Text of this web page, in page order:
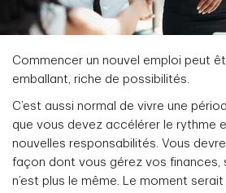
Commencer un nouvel emploi peut
emballant, riche de possibilités.
C’est aussi normal de vivre une
que vous devez accélérer le rythme
nouvelles responsabilités. Vous
façon dont vous gérez vos finances,
n’est plus le même. Le moment